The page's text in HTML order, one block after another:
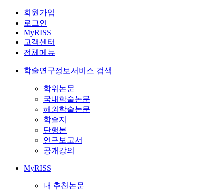
회원가입
로그인
MyRISS
고객센터
전체메뉴
학술연구정보서비스 검색
학위논문
국내학술논문
해외학술논문
학술지
단행본
연구보고서
공개강의
MyRISS
내 추천논문